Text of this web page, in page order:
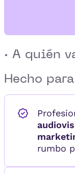
· A quién
Hecho
rumbo